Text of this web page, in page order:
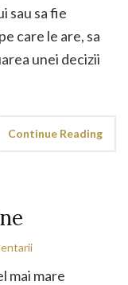
sau sa fie
care le are, sa
unei decizii
Continue Reading
mai mare